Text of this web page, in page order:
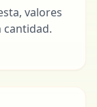
valores
cantidad.